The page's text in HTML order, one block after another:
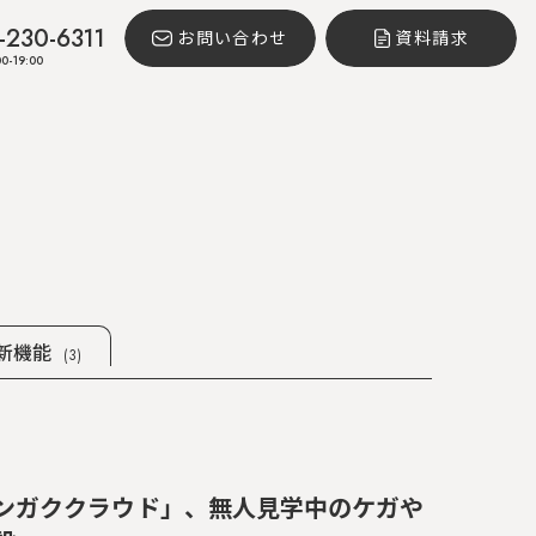
6311
19:00
お問い合わせ 資料請求
機能 (3)
ククラウド」、無人見学中のケガや